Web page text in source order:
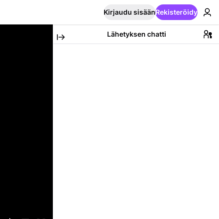
Kirjaudu sisäänRekisteröidy
Lähetyksen chatti